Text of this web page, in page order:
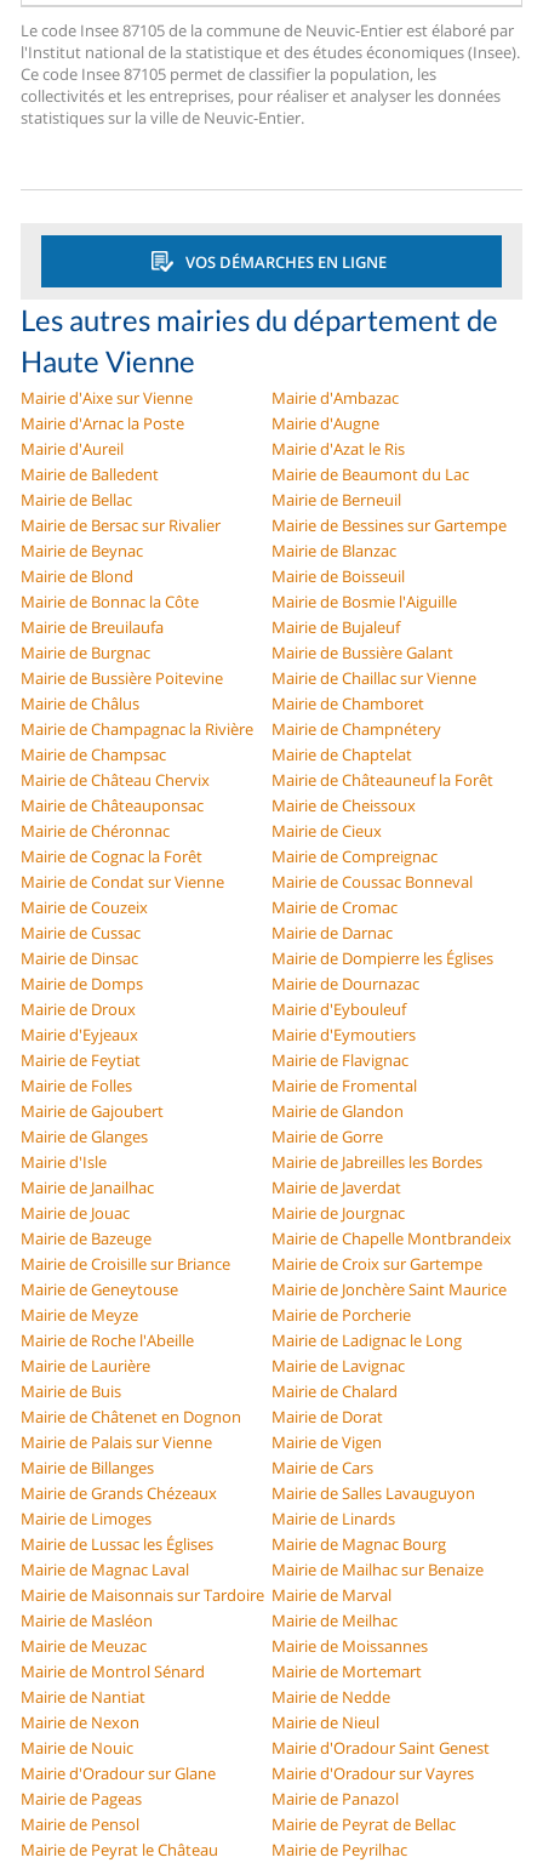
Le code Insee 87105 de la commune de Neuvic-Entier est élaboré par
l'Institut national de la statistique et des études économiques (Insee).
Ce code Insee 87105 permet de classifier la population, les
collectivités et les entreprises, pour réaliser et analyser les données
statistiques sur la ville de Neuvic-Entier.
VOS DÉMARCHES EN LIGNE
Les autres mairies du département de
Haute Vienne
Mairie d'Aixe sur Vienne
Mairie d'Ambazac
Mairie d'Arnac la Poste
Mairie d'Augne
Mairie d'Aureil
Mairie d'Azat le Ris
Mairie de Balledent
Mairie de Beaumont du Lac
Mairie de Bellac
Mairie de Berneuil
Mairie de Bersac sur Rivalier
Mairie de Bessines sur Gartempe
Mairie de Beynac
Mairie de Blanzac
Mairie de Blond
Mairie de Boisseuil
Mairie de Bonnac la Côte
Mairie de Bosmie l'Aiguille
Mairie de Breuilaufa
Mairie de Bujaleuf
Mairie de Burgnac
Mairie de Bussière Galant
Mairie de Bussière Poitevine
Mairie de Chaillac sur Vienne
Mairie de Châlus
Mairie de Chamboret
Mairie de Champagnac la Rivière
Mairie de Champnétery
Mairie de Champsac
Mairie de Chaptelat
Mairie de Château Chervix
Mairie de Châteauneuf la Forêt
Mairie de Châteauponsac
Mairie de Cheissoux
Mairie de Chéronnac
Mairie de Cieux
Mairie de Cognac la Forêt
Mairie de Compreignac
Mairie de Condat sur Vienne
Mairie de Coussac Bonneval
Mairie de Couzeix
Mairie de Cromac
Mairie de Cussac
Mairie de Darnac
Mairie de Dinsac
Mairie de Dompierre les Églises
Mairie de Domps
Mairie de Dournazac
Mairie de Droux
Mairie d'Eybouleuf
Mairie d'Eyjeaux
Mairie d'Eymoutiers
Mairie de Feytiat
Mairie de Flavignac
Mairie de Folles
Mairie de Fromental
Mairie de Gajoubert
Mairie de Glandon
Mairie de Glanges
Mairie de Gorre
Mairie d'Isle
Mairie de Jabreilles les Bordes
Mairie de Janailhac
Mairie de Javerdat
Mairie de Jouac
Mairie de Jourgnac
Mairie de Bazeuge
Mairie de Chapelle Montbrandeix
Mairie de Croisille sur Briance
Mairie de Croix sur Gartempe
Mairie de Geneytouse
Mairie de Jonchère Saint Maurice
Mairie de Meyze
Mairie de Porcherie
Mairie de Roche l'Abeille
Mairie de Ladignac le Long
Mairie de Laurière
Mairie de Lavignac
Mairie de Buis
Mairie de Chalard
Mairie de Châtenet en Dognon
Mairie de Dorat
Mairie de Palais sur Vienne
Mairie de Vigen
Mairie de Billanges
Mairie de Cars
Mairie de Grands Chézeaux
Mairie de Salles Lavauguyon
Mairie de Limoges
Mairie de Linards
Mairie de Lussac les Églises
Mairie de Magnac Bourg
Mairie de Magnac Laval
Mairie de Mailhac sur Benaize
Mairie de Maisonnais sur Tardoire Mairie de Marval
Mairie de Masléon
Mairie de Meilhac
Mairie de Meuzac
Mairie de Moissannes
Mairie de Montrol Sénard
Mairie de Mortemart
Mairie de Nantiat
Mairie de Nedde
Mairie de Nexon
Mairie de Nieul
Mairie de Nouic
Mairie d'Oradour Saint Genest
Mairie d'Oradour sur Glane
Mairie d'Oradour sur Vayres
Mairie de Pageas
Mairie de Panazol
Mairie de Pensol
Mairie de Peyrat de Bellac
Mairie de Peyrat le Château
Mairie de Peyrilhac